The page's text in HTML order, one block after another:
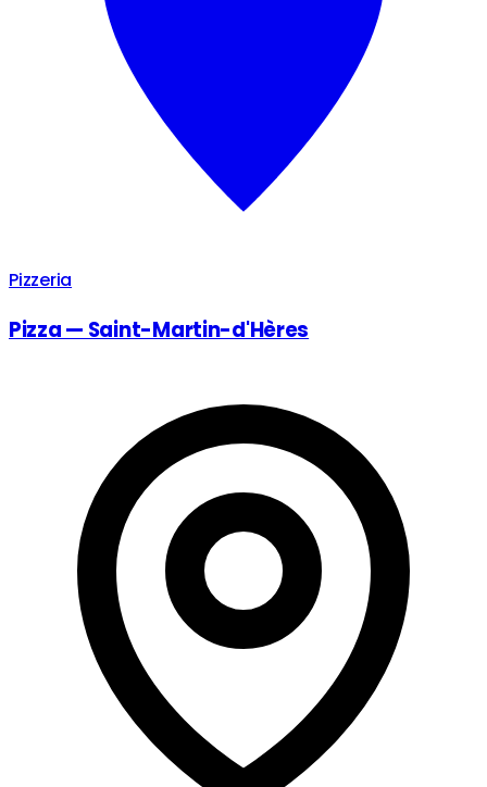
Pizzeria
Pizza — Saint-Martin-d'Hères